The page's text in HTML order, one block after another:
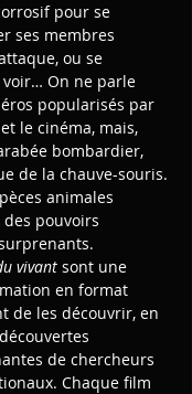
pour se
ses membres
ou se
On ne parle
popularisés par
le cinéma, mais,
bombardier,
de la chauve-souris.
animales
pouvoirs
vivant sont une
en format
de les découvrir, en
de chercheurs
Chaque film